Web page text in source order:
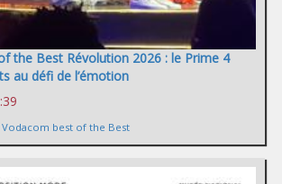
the Best Révolution 2026 : le Prime 4
au défi de l’émotion
Vodacom best of the Best